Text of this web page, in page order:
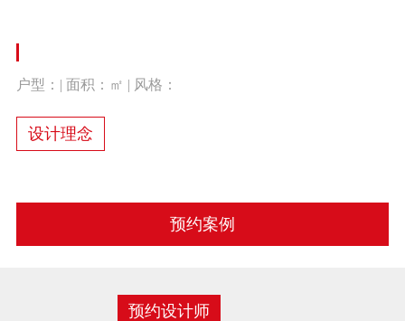
户型：| 面积：㎡ | 风格：
设计理念
预约案例
预约设计师